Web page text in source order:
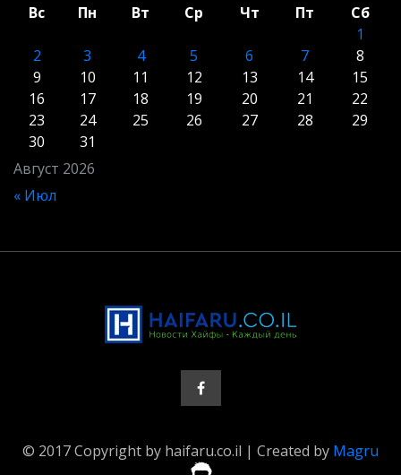
Август 2026
Вс Пн Вт Ср Чт Пт
Сб
1
2
3 4 5 6 7
8
9
10 11 12 13 14
15
16
17 18 19 20 21
22
23
24 25 26 27 28
29
30
31
« Июл
© 2017 Copyright by haifaru.co.il | Created by Magru